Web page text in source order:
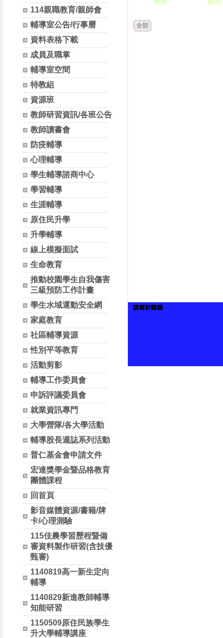
114親職教育/親師會
輔導室公告/行事曆
資料表格下載
成員及職掌
輔導室空間
特教組
資源班
教師研習資訊/各班公告
教師讀書會
防疫輔導
心理輔導
學生輔導諮商中心
學習輔導
生涯輔導
原住民升學
升學輔導
線上模擬面試
生命教育
推動校園學生自我傷害
三級預防工作計畫
學生水域運動安全網
家庭教育
社區輔導資源
性別平等教育
活動剪影
輔導工作委員會
申訴評議委員會
就業資訊專門
大學營隊/各大學活動
輔導股長週誌系列活動
普仁基金會申請文件
宏達獎學金暨品格教育
團體課程
回首頁
影音媒體資源/書籍/牌
卡/心理測驗
115佳農學習歷程暨備
審資料製作研習(含技優
甄審)
1140819高一新生定向
輔導
1140829新進教師輔導
知能研習
1150509原住民族學生
升大學輔導講座
全部